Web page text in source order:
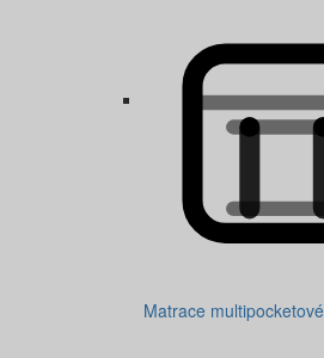
Matrace multipocketové